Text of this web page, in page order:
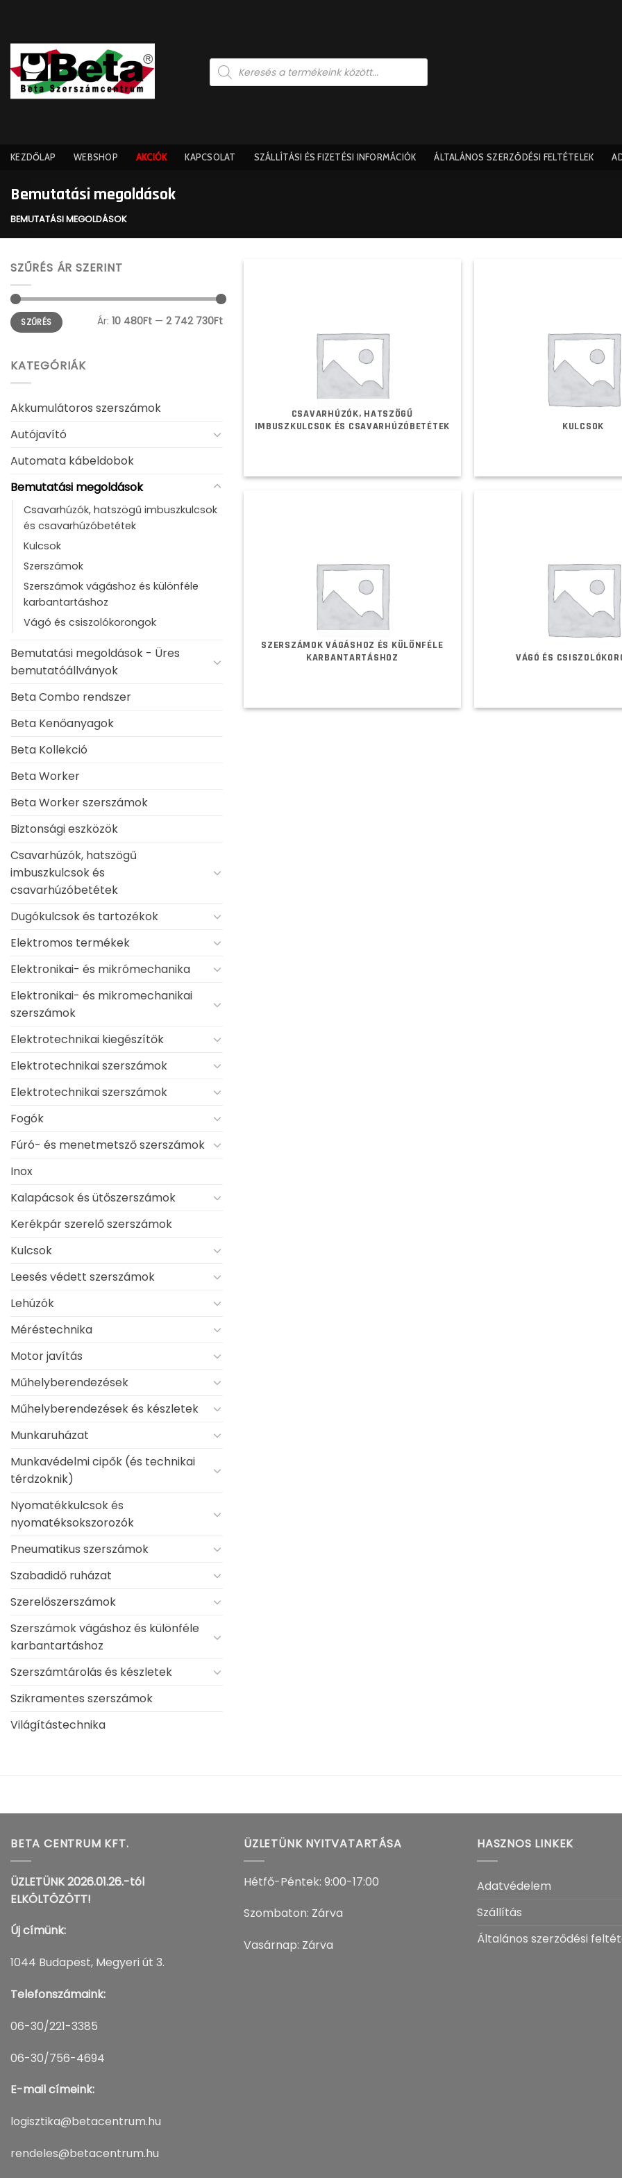
content
Products
search
KEZDŐLAP WEBSHOP AKCIÓK KAPCSOLAT SZÁLLÍTÁSI ÉS FIZETÉSI INFORMÁCIÓK ÁLTALÁNOS SZERZŐDÉSI FELTÉTELEK​
Bemutatási megoldások
BEMUTATÁSI MEGOLDÁSOK
SZŰRÉS ÁR SZERINT
Min
ár
Max
ár SZŰRÉS Ár: 10 480Ft — 2 742 730Ft
KATEGÓRIÁK
Akkumulátoros szerszámok
Autójavító
Automata kábeldobok
Bemutatási megoldások
Csavarhúzók, hatszögű imbuszkulcsok
és csavarhúzóbetétek
Kulcsok
Szerszámok
Szerszámok vágáshoz és különféle
karbantartáshoz
Vágó és csiszolókorongok
Bemutatási megoldások - Üres
bemutatóállványok
Beta Combo rendszer
Beta Kenőanyagok
Beta Kollekció
Beta Worker
Beta Worker szerszámok
Biztonsági eszközök
Csavarhúzók, hatszögű
imbuszkulcsok és
csavarhúzóbetétek
Dugókulcsok és tartozékok
Elektromos termékek
Elektronikai- és mikrómechanika
Elektronikai- és mikromechanikai
szerszámok
Elektrotechnikai kiegészítők
Elektrotechnikai szerszámok
Elektrotechnikai szerszámok
Fogók
Fúró- és menetmetsző szerszámok
Inox
Kalapácsok és ütőszerszámok
Kerékpár szerelő szerszámok
Kulcsok
Leesés védett szerszámok
Lehúzók
Méréstechnika
Motor javítás
Műhelyberendezések
Műhelyberendezések és készletek
Munkaruházat
Munkavédelmi cipők (és technikai
térdzoknik)
Nyomatékkulcsok és
nyomatéksokszorozók
Pneumatikus szerszámok
Szabadidő ruházat
Szerelőszerszámok
Szerszámok vágáshoz és különféle
karbantartáshoz
Szerszámtárolás és készletek
Szikramentes szerszámok
Világítástechnika
CSAVARHÚZÓK, HATSZÖGŰ
IMBUSZKULCSOK ÉS CSAVARHÚZÓBETÉTEK
KULCSOK
SZERSZÁMOK VÁGÁSHOZ ÉS KÜLÖNFÉLE
KARBANTARTÁSHOZ
VÁGÓ ÉS
BETA CENTRUM KFT.
ÜZLETÜNK 2026.01.26.-tól
ELKÖLTÖZÖTT!
Új címünk:
1044 Budapest, Megyeri út 3.
Telefonszámaink:
06-30/221-3385
06-30/756-4694
E-mail címeink:
logisztika@betacentrum.hu
rendeles@betacentrum.hu
ÜZLETÜNK NYITVATARTÁSA
Hétfő-Péntek: 9:00-17:00
Szombaton: Zárva
Vasárnap: Zárva
HASZNOS LINKEK
Adatvédelem
Szállítás
Általános szerződési